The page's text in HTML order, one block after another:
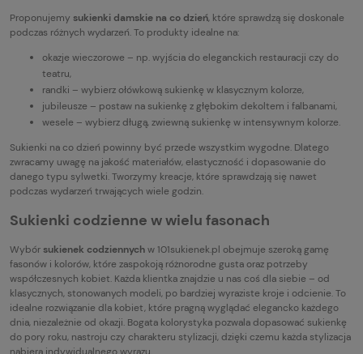
Proponujemy sukienki damskie na co dzień, które sprawdzą się doskonale
podczas różnych wydarzeń. To produkty idealne na:
okazje wieczorowe – np. wyjścia do eleganckich restauracji czy do
teatru,
randki – wybierz ołówkową sukienkę w klasycznym kolorze,
jubileusze – postaw na sukienkę z głębokim dekoltem i falbanami,
wesele – wybierz długą, zwiewną sukienkę w intensywnym kolorze.
Sukienki na co dzień powinny być przede wszystkim wygodne. Dlatego
zwracamy uwagę na jakość materiałów, elastyczność i dopasowanie do
danego typu sylwetki. Tworzymy kreacje, które sprawdzają się nawet
podczas wydarzeń trwających wiele godzin.
Sukienki codzienne w wielu fasonach
Wybórsukienek codziennychw 101sukienek.pl obejmuje szeroką gamę
fasonów i kolorów, które zaspokoją różnorodne gusta oraz potrzeby
współczesnych kobiet. Każda klientka znajdzie u nas coś dla siebie – od
klasycznych, stonowanych modeli, po bardziej wyraziste kroje i odcienie. To
idealne rozwiązanie dla kobiet, które pragną wyglądać elegancko każdego
dnia, niezależnie od okazji. Bogata kolorystyka pozwala dopasować sukienkę
do pory roku, nastroju czy charakteru stylizacji, dzięki czemu każda stylizacja